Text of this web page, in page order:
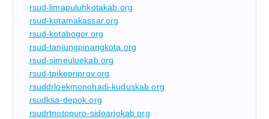
rsud-limapuluhkotakab.org
rsud-kotamakassar.org
rsud-kotabogor.org
rsud-tanjungpinangkota.org
rsud-simeuluekab.org
rsud-tpikepriprov.org
rsuddrloekmonohadi-kuduskab.org
rsudksa-depok.org
rsudrtnotopuro-sidoarjokab.org